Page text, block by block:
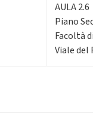
AULA 2.6
Piano
Facoltà
Viale del